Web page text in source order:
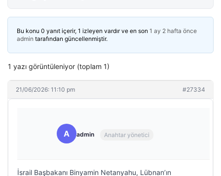
Bu konu 0 yanıt içerir, 1 izleyen vardır ve en son 1 ay 2 hafta önce
admin tarafından güncellenmiştir.
1 yazı görüntüleniyor (toplam 1)
21/06/2026: 11:10 pm #27334
A admin Anahtar yönetici
İsrail Başbakanı Binyamin Netanyahu, Lübnan’ın